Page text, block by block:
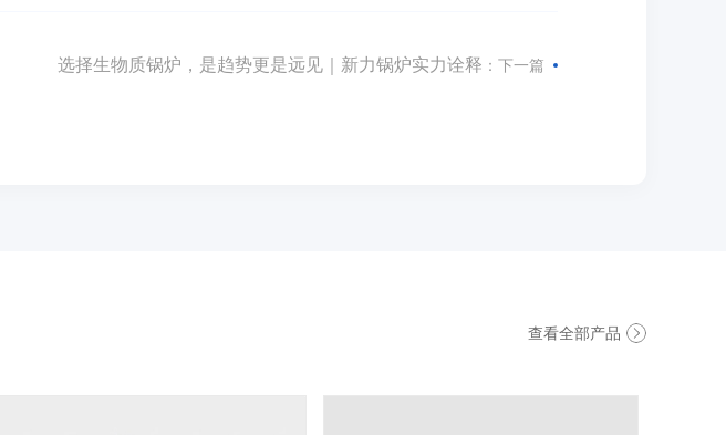
选择生物质锅炉，是趋势更是远见｜新力锅炉实力诠释 ：下一篇
查看全部产品